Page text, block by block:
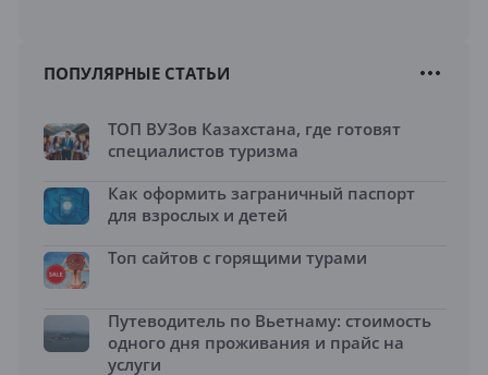
ПОПУЛЯРНЫЕ СТАТЬИ
ТОП ВУЗов Казахстана, где готовят
специалистов туризма
Как оформить заграничный паспорт
для взрослых и детей
Топ сайтов с горящими турами
Путеводитель по Вьетнаму: стоимость
одного дня проживания и прайс на
услуги